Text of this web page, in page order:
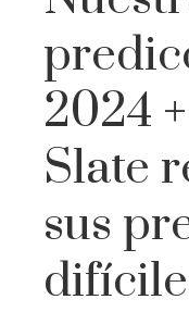
2024
Slate
sus